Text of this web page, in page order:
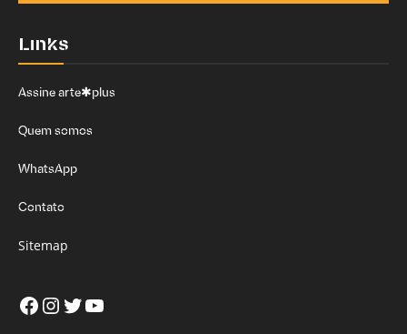
Links
Assine arte✱plus
Quem somos
WhatsApp
Contato
Sitemap
Facebook
Instagram
Twitter
Youtube